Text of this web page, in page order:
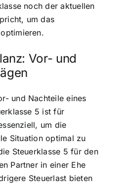
noch der aktuellen
um das
Vor- und
und Nachteile eines
5 ist für
um die
Situation optimal zu
Steuerklasse 5 für den
Partner in einer Ehe
Steuerlast bieten